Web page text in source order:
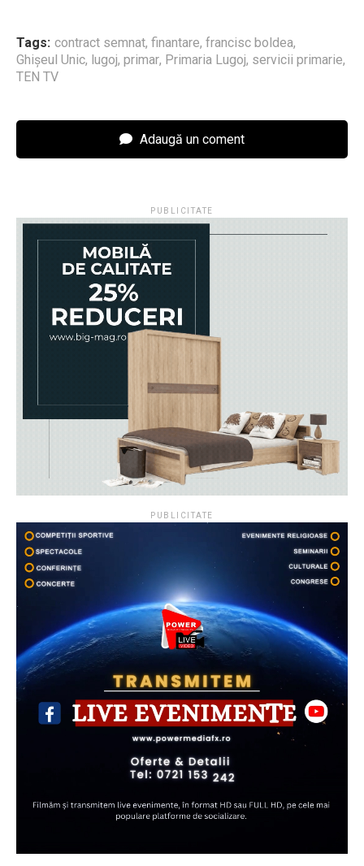
Tags: contract semnat, finantare, francisc boldea,
Ghişeul Unic, lugoj, primar, Primaria Lugoj, servicii primarie,
TEN TV
Adaugă un coment
PUBLICITATE
PUBLICITATE